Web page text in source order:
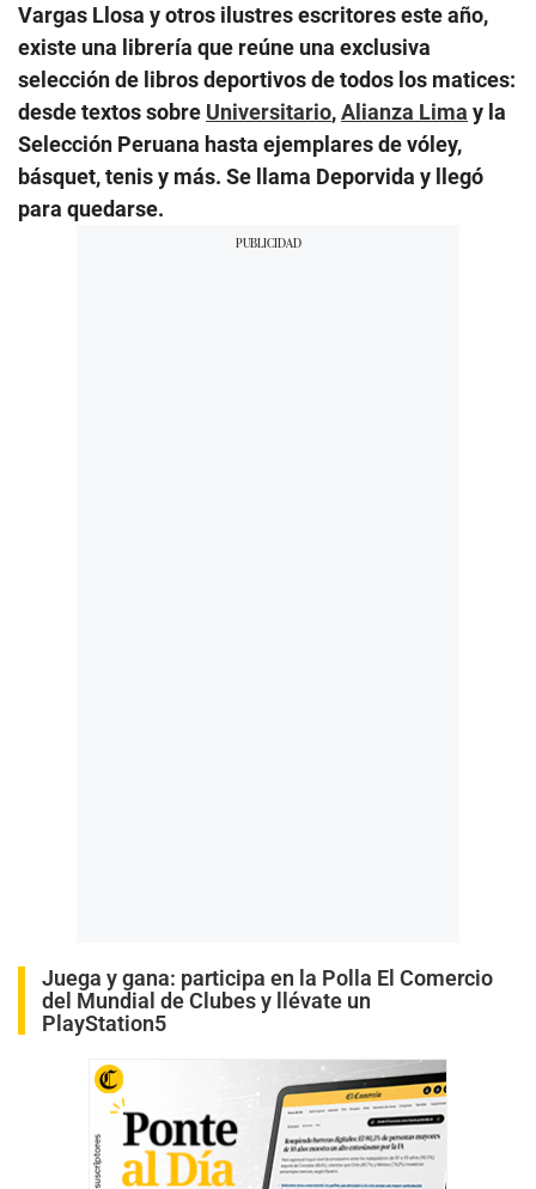
Vargas Llosa y otros ilustres escritores este año,
existe una librería que reúne una exclusiva
selección de libros deportivos de todos los matices:
desde textos sobre Universitario,Alianza Lima y la
Selección Peruana hasta ejemplares de vóley,
básquet, tenis y más. Se llama Deporvida y llegó
para quedarse.
Juega y gana: participa en la Polla El Comercio
del Mundial de Clubes y llévate un
PlayStation5